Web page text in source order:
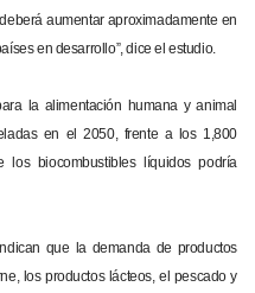
aumentar aproximadamente en
en desarrollo”, dice el estudio.
la alimentación humana y animal
en el 2050, frente a los 1,800
biocombustibles líquidos podría
que la demanda de productos
los productos lácteos, el pescado y